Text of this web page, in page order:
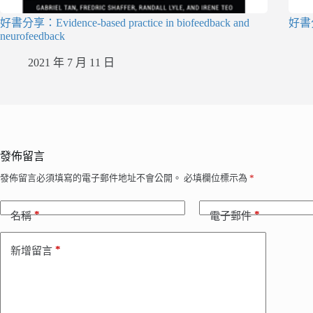
好書分享：Evidence-based practice in biofeedback and
neurofeedback
2021 年 7 月 11 日
好書
發佈留言
發佈留言必須填寫的電子郵件地址不會公開。 必填欄位標示為 *
名稱* 電子郵件*
新增留言 *